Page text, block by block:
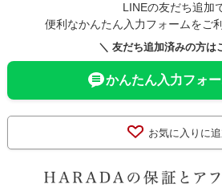
LINEの友だち追加で
便利なかんたん入力フォームをご
＼ 友だち追加済みの方は
かんたん入力フォ
お気に入りに